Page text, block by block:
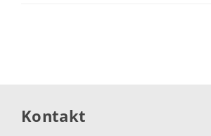
Kontakt